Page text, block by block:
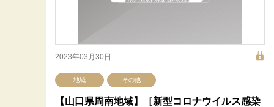
2023年03月30日
地域 その他
【山口県周南地域】［新型コロナウイルス感染